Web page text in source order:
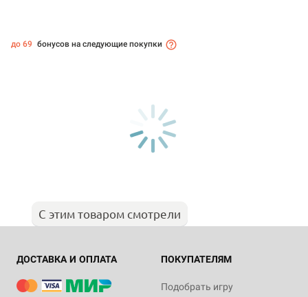
до 69 бонусов на следующие покупки
С этим товаром смотрели
ДОСТАВКА И ОПЛАТА ПОКУПАТЕЛЯМ
Подобрать игру